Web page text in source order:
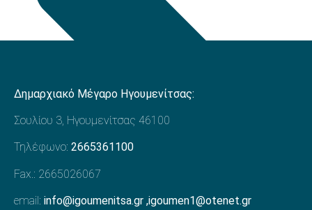
Δημαρχιακό Μέγαρο Ηγουμενίτσας:
Σουλίου 3, Ηγουμενίτσας 46100
Τηλέφωνο: 2665361100
Fax.: 2665026067
email: info@igoumenitsa.gr ,igoumen1@otenet.gr